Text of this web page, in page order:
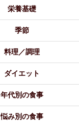
栄養基礎
季節
料理／調理
ダイエット
年代別の食事
悩み別の食事